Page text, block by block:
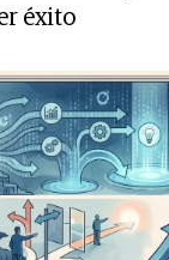
éxito